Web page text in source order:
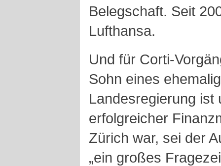
Belegschaft. Seit
Lufthansa.
Und für Corti-
Sohn eines
Landesregierung ist
erfolgreicher
Zürich war, sei der
„ein großes